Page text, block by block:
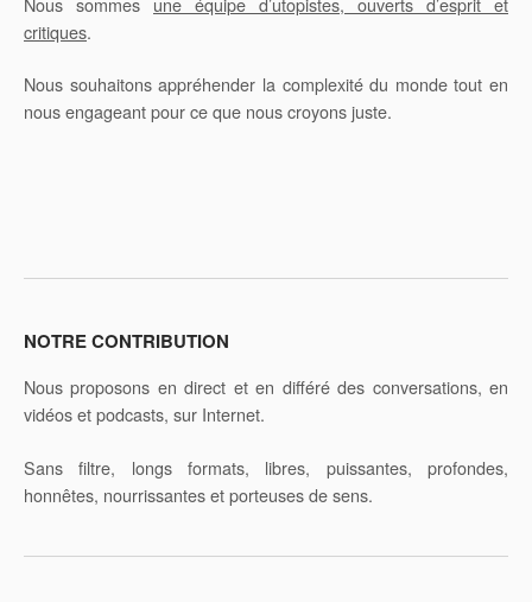
critiques.
Nous souhaitons appréhender la complexité du monde tout en
nous engageant pour ce que nous croyons juste.
NOTRE CONTRIBUTION
Nous proposons en direct et en différé des conversations, en
vidéos et podcasts, sur Internet.
Sans filtre, longs formats, libres, puissantes, profondes,
honnêtes, nourrissantes et porteuses de sens.